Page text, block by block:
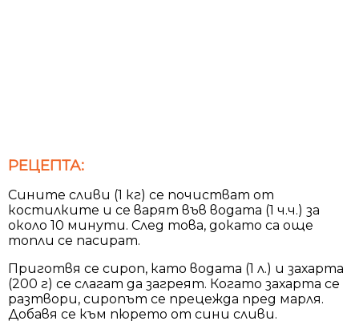
РЕЦЕПТА:
Сините сливи (1 кг) се почистват от
костилките и се варят във водата (1 ч.ч.) за
около 10 минути. След това, докато са още
топли се пасират.
Приготвя се сироп, като водата (1 л.) и захарта
(200 г) се слагат да загреят. Когато захарта се
разтвори, сиропът се прецежда пред марля.
Добавя се към пюрето от сини сливи.